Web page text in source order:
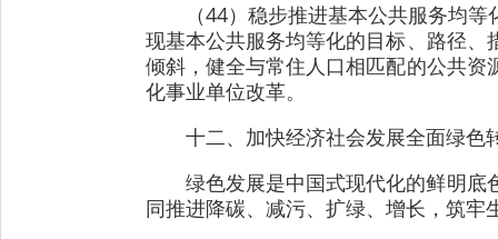
（44）稳步推进基本公共服务均
现基本公共服务均等化的目标、路径
倾斜，健全与常住人口相匹配的公共
化事业单位改革。
十二、加快经济社会发展全面绿色
绿色发展是中国式现代化的鲜明
同推进降碳、减污、扩绿、增长，筑